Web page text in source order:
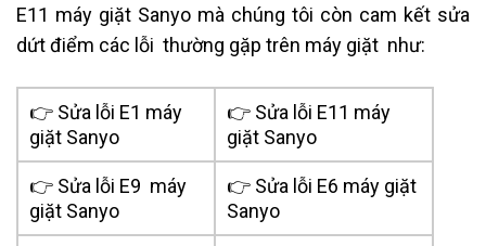
E11 máy giặt Sanyo mà chúng tôi còn cam kết sửa
dứt điểm các lỗi thường gặp trên máy giặt như:
👉 Sửa lỗi E1 máy
giặt Sanyo
👉 Sửa lỗi E11 máy
giặt Sanyo
👉 Sửa lỗi E9 máy
giặt Sanyo
👉 Sửa lỗi E6 máy giặt
Sanyo